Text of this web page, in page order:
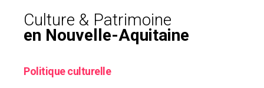
Culture & Patrimoine
en Nouvelle-Aquitaine
Politique culturelle